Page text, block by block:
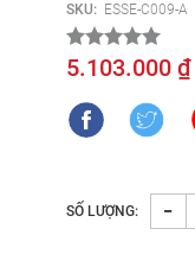
SKU: ESSE-C009-A
5.103.000 ₫
SỐ LƯỢNG: